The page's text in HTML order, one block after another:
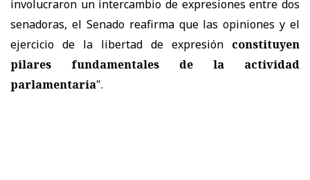
involucraron un intercambio de expresiones entre dos
senadoras, el Senado reafirma que las opiniones y el
ejercicio de la libertad de expresión constituyen
pilares fundamentales de la actividad
parlamentaria".